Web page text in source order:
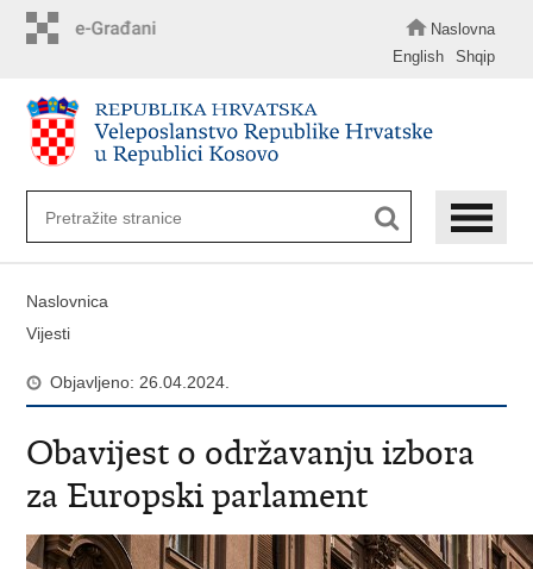
Naslovna
English
Shqip
Naslovnica
Vijesti
Objavljeno: 26.04.2024.
Obavijest o održavanju izbora
za Europski parlament